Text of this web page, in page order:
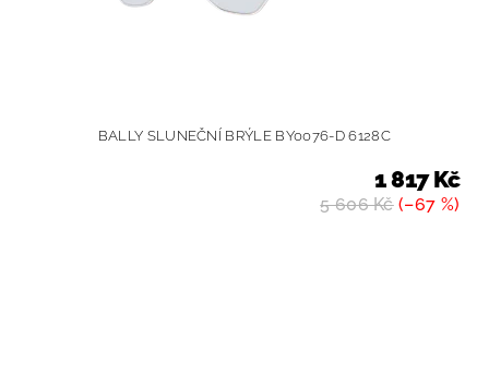
BALLY SLUNEČNÍ BRÝLE BY0076-D 6128C
5 606 Kč(–67 %)
1 817 Kč